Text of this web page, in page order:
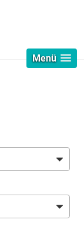
Menü